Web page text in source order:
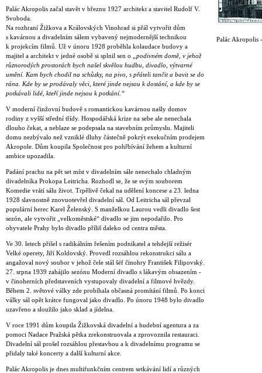
Palác Akropolis začal stavět v březnu 1927 architekt a stavitel Rudolf V.
Svoboda.
Na rozhraní Žižkova a Královských Vinohrad si přál vytvořit dům
s kavárnou a divadelním sálem vybavený nejmodernější technikou
k projekcím filmů. Už v únoru 1928 proběhla kolaudace budovy a
majitel a architekt v jedné osobě si splnil sen o
„podivném domě, v jehož
různorodých prostorách bych našel skvělou hudbu, divadlo, výtvarné
umění. Kam bych chodil na schůzky, na pivo, s přáteli tančit a bavit se do
rána. Kde by se prodávaly věci, které jinde nejsou k dostání, a kde by se
potkávali lidé, kteří jinde nejsou k potkání.“
V moderní činžovní budově s romantickou kavárnou našly domov
rodiny z vyšší střední třídy. Hospodářská krize na sebe ale nenechala
dlouho čekat, a neblaze se podepsala na stavebním průmyslu. Majiteli
domu nezbývalo než vzniklé dluhy částečně pokrýt exekučním prodejem
Akropole. Dům koupila Společnost pro pohřbívání žehem a kulturní
ambice upozadila.
Padání prachu na pět set míst v divadelním sále nenechalo chladným
divadelníka Prokopa Leitricha. Rozhodl se, že se svým souborem
Komedie vrátí sálu život. Trpělivě čekal na udělení koncese a 23. ledna
1928 slavnostně znovuotevřel divadelní sál. Od Leitricha sál převzal
populární herec Karel Želenský. S manželkou Laurou vedli divadlo šest
sezón, ale vytvořit „velkoměstské“ divadlo se jim nepodařilo. Pro
obyvatele Prahy bylo divadlo příliš daleko od centra města.
Ve 30. letech přišel s radikálním řešením podnikatel a tehdejší režisér
Velké operety, Jiří Koldovský. Provedl rozsáhlou rekonstrukci sálu a
angažoval nový soubor v jehož čele stál šéf činohry František Filipovský.
27. srpna 1939 zahájilo sezónu Moderní divadlo s lákavým obsazením -
v činoherních představeních vystupovaly divadelní a filmové hvězdy.
Během 2. světové války zde probíhala občasná promítání filmů. Po konci
války sál opět krátce fungoval jako divadlo. Po únoru 1948 bylo divadlo
uzavřeno a sloužilo jako sklad a jídelna.
V roce 1991 dům koupila Žižkovská divadelní a hudební agentura a za
pomoci Nadace Pražská pětka zrekonstruovala a zprovoznila restauraci.
Divadelní sál prošel rozsáhlou přestavbou a k divadelnímu programu se
přidaly také koncerty a další kulturní akce.
Palác Akropolis je dnes multifunkčním centrem setkávání lidí a různých
Palác Akropolis